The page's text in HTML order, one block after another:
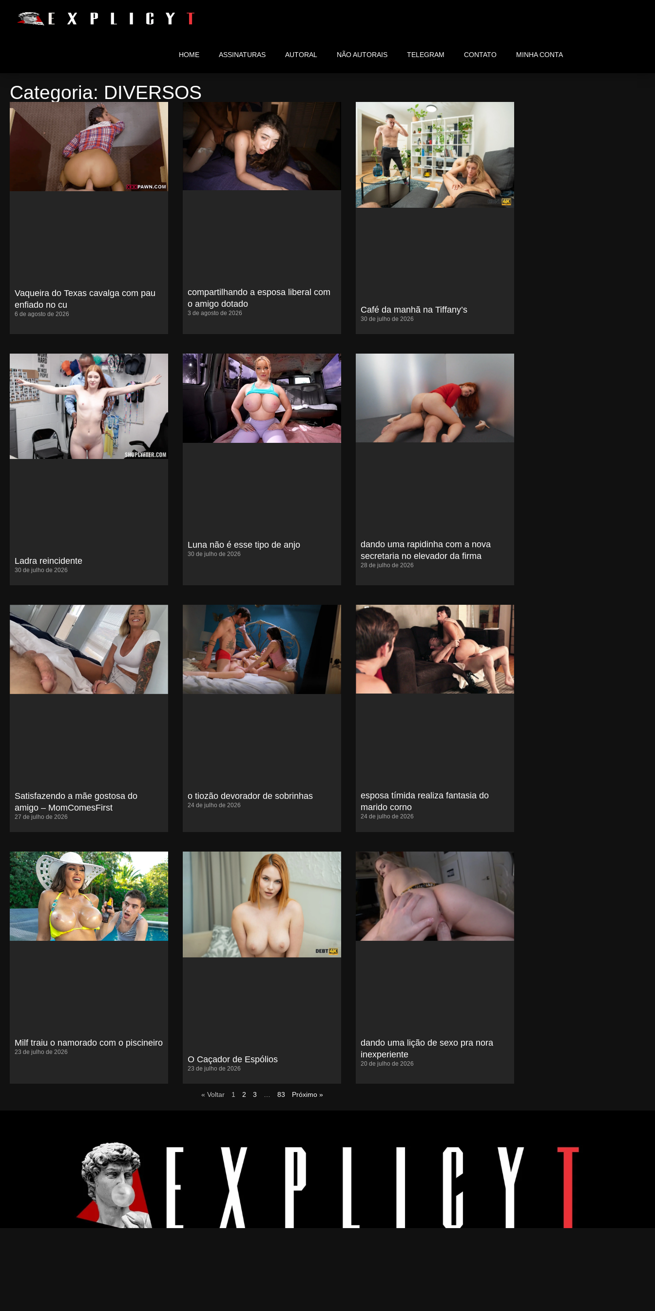
HOME ASSINATURAS AUTORAL NÃO AUTORAIS TELEGRAM CONTATO MINHA CONTA
Categoria: DIVERSOS
Vaqueira do Texas cavalga com pau
enfiado no cu
6 de agosto de 2026
compartilhando a esposa liberal com
o amigo dotado
3 de agosto de 2026 Café da manhã na Tiffany’s
30 de julho de 2026
Ladra reincidente
30 de julho de 2026
Luna não é esse tipo de anjo
30 de julho de 2026
dando uma rapidinha com a nova
secretaria no elevador da firma
28 de julho de 2026
Satisfazendo a mãe gostosa do
amigo – MomComesFirst
27 de julho de 2026
o tiozão devorador de sobrinhas
24 de julho de 2026
esposa tímida realiza fantasia do
marido corno
24 de julho de 2026
Milf traiu o namorado com o piscineiro
23 de julho de 2026
O Caçador de Espólios
23 de julho de 2026
dando uma lição de sexo pra nora
inexperiente
20 de julho de 2026
« Voltar 1 2 3 83 Próximo »